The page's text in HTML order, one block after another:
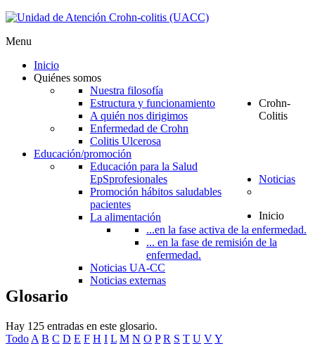
Menu
Inicio
Quiénes somos
Nuestra filosofía
Estructura y funcionamiento
A quién nos dirigimos
Crohn-
Colitis
Enfermedad de Crohn
Colitis Ulcerosa
Educación/promoción
Educación para la Salud
EpSprofesionales
Promoción hábitos saludables
pacientes
La alimentación
...en la fase activa de la enfermedad.
... en la fase de remisión de la
enfermedad.
Noticias
Noticias UA-CC
Noticias externas
Inicio
Glosario
Hay 125 entradas en este glosario.
Todo A B C D E F H I L M N O P R S T U VY